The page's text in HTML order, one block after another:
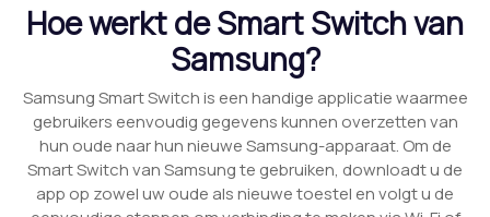
Hoe werkt de Smart Switch van
Samsung?
Samsung Smart Switch is een handige applicatie waarmee
gebruikers eenvoudig gegevens kunnen overzetten van
hun oude naar hun nieuwe Samsung-apparaat. Om de
Smart Switch van Samsung te gebruiken, downloadt u de
app op zowel uw oude als nieuwe toestel en volgt u de